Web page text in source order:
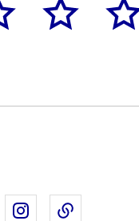
3 4
sur X
Partager sur Linkedin
Partager sur